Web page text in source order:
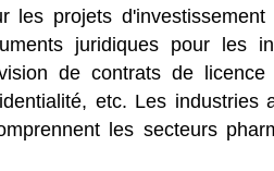
les projets
juridiques pour les
de contrats de licence
etc. Les industries
les secteurs